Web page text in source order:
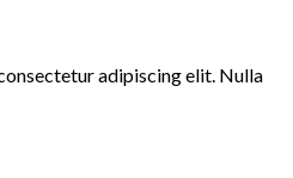
adipiscing elit. Nulla